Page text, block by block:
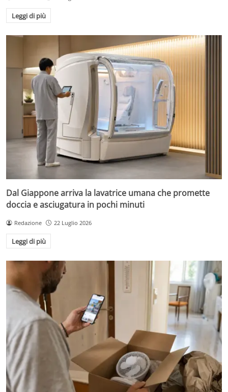
Leggi di più
Dal Giappone arriva la lavatrice umana che promette
doccia e asciugatura in pochi minuti
Redazione 22 Luglio 2026
Leggi di più